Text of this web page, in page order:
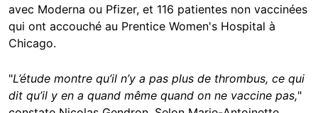
avec Moderna ou Pfizer, et 116 patientes non vaccinées
qui ont accouché au Prentice Women's Hospital à
Chicago.
"L’étude montre qu’il n’y a pas plus de thrombus, ce qui
dit qu’il y en a quand même quand on ne vaccine pas,"